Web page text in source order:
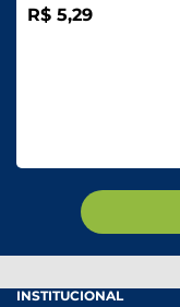
R$ 5,29
INSTITUCIONAL